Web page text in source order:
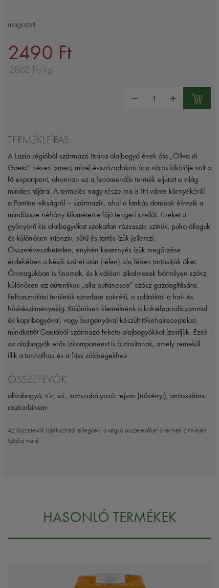
magozott
2490 Ft
2862 Ft/kg
TERMÉKLEÍRÁS
A Lazio régióból származó Itrana olajbogyó évek óta „Oliva di
Gaeta” néven ismert, mivel évszázadokon át a város kikötője volt a
fő exportpont, ahonnan ez a fenomenális termék eljutott a világ
minden tájára. A termelés nagy része ma is Itri város környékéről –
a Pontine-síkságról – származik, ahol a lankás dombok élvezik a
mindössze néhány kilométerre fújó tengeri szellőt. Ezeket a
gyönyörű kis olajbogyókat szokatlan rózsaszín színük, puha állaguk
és különösen intenzív, sűrű és tartós ízük jellemzi.
Összetéveszthetetlen, enyhén kesernyés ízük megőrzése
érdekében a késői szüret után (télen) sós lében tartósítják őket.
Önmagukban is finomak, és kiválóan alkalmasak bármilyen szósz,
különösen az autentikus „alla puttanesca” szósz gazdagítására.
Felhasználási területük azonban sokrétű, a salátáktól a hal- és
húskészítményekig. Különösen kiemelnénk a koktélparadicsommal
és kapribogyóval, vagy burgonyával készült tőkehalrecepteket,
mindkettőt Gaetából származó fekete olajbogyókkal ízesítjük. Ezek
az olajbogyók erős ízkomponenst is biztosítanak, amely remekül
illik a tonhalhoz és a friss zöldségekhez.
ÖSSZETEVŐK
olívabogyó, víz, só , savszabályozó: tejsav (növényi), antioxidáns:
aszkorbinsav
Az összetevők tájékoztató jellegűek, a végső összetevőket a termék cimkéjén
találja majd
HASONLÓ TERMÉKEK